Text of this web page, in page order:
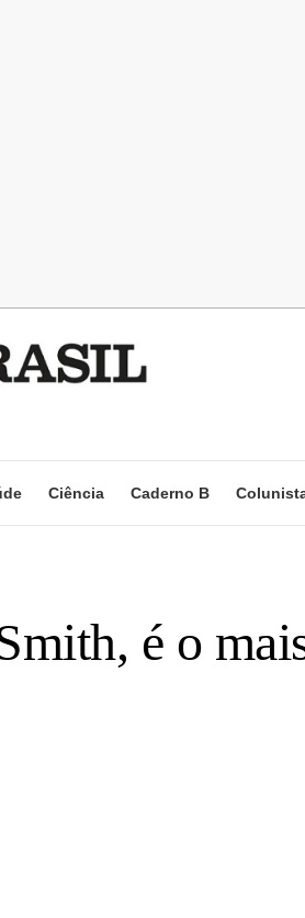
Ciência Caderno B
é o